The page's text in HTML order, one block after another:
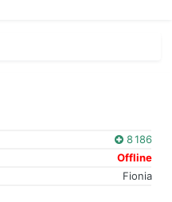
8 186
Offline
Fionia